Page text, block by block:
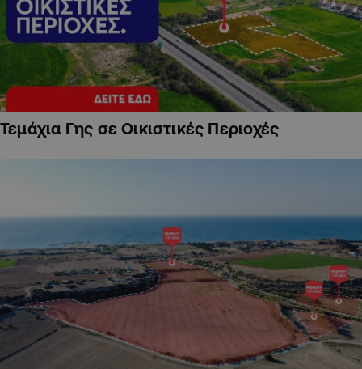
Τεμάχια Γης σε Οικιστικές Περιοχές